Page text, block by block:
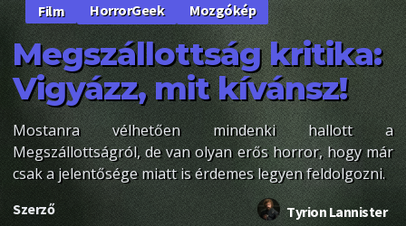
Film HorrorGeek Mozgókép
Megszállottság kritika:
Vigyázz, mit kívánsz!
Mostanra vélhetően mindenki hallott a
Megszállottságról, de van olyan erős horror, hogy már
csak a jelentősége miatt is érdemes legyen feldolgozni.
Szerző
Tyrion Lannister